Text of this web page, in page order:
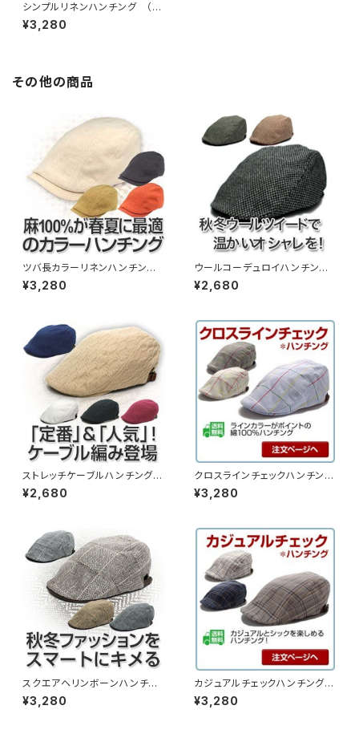
シンプルリネンハンチング （14
hc-ss09）
¥3,280
その他の商品
ツバ長カラーリネンハンチン
グ （14hc-ss02）
¥3,280
ウールコーデュロイハンチン
グ （12hc-ss13）
¥2,680
ストレッチケーブルハンチング
（13hc-ss04）
¥2,680
クロスラインチェックハンチン
グ （14hc-ss07）
¥3,280
スクエアヘリンボーンハンチン
グ （13hc-ss05）
¥3,280
カジュアルチェックハンチング
（14hc-ss08）
¥3,280